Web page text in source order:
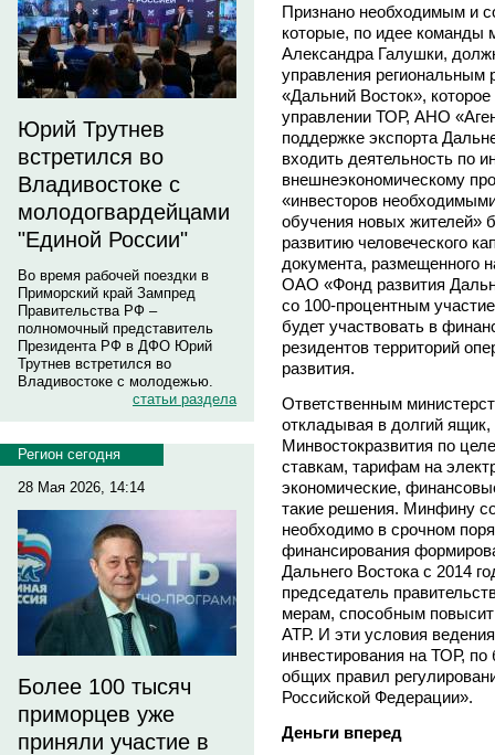
Юрий Трутнев
встретился во
Владивостоке с
молодогвардейцами
"Единой России"
Во время рабочей поездки в
Приморский край Зампред
Правительства РФ –
полномочный представитель
Президента РФ в ДФО Юрий
Трутнев встретился во
Владивостоке с молодежью.
статьи раздела
Регион сегодня
28 Мая 2026, 14:14
Более 100 тысяч
приморцев уже
приняли участие в
Признано необходимым и
которые, по идее команды
Александра Галушки,
управления
«Дальний Восток»,
управлении ТОР, АНО
поддержке экспорта
входить деятельность по
внешнеэкономическому
«инвесторов
обучения новых жителей»
развитию человеческого
документа, размещенного
ОАО «Фонд развития
со 100-процентным
будет участвовать в
резидентов территорий
развития.
Ответственным
откладывая в долгий
Минвостокразвития по
ставкам, тарифам на
экономические,
такие решения. Минфину
необходимо в срочном
финансирования
Дальнего Востока с 2014
председатель
мерам, способным
АТР. И эти условия
инвестирования на ТОР, по
общих правил
Российской Федерации».
Деньги вперед